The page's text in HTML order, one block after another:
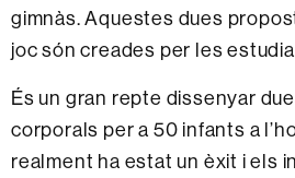
gimnàs. Aquestes dues
joc són creades per les
És un gran repte dissenyar
corporals per a 50 infants a
realment ha estat un èxit i els